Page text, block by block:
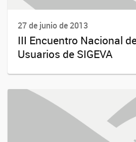
27 de junio de 2013
III Encuentro Nacional
Usuarios de SIGEVA